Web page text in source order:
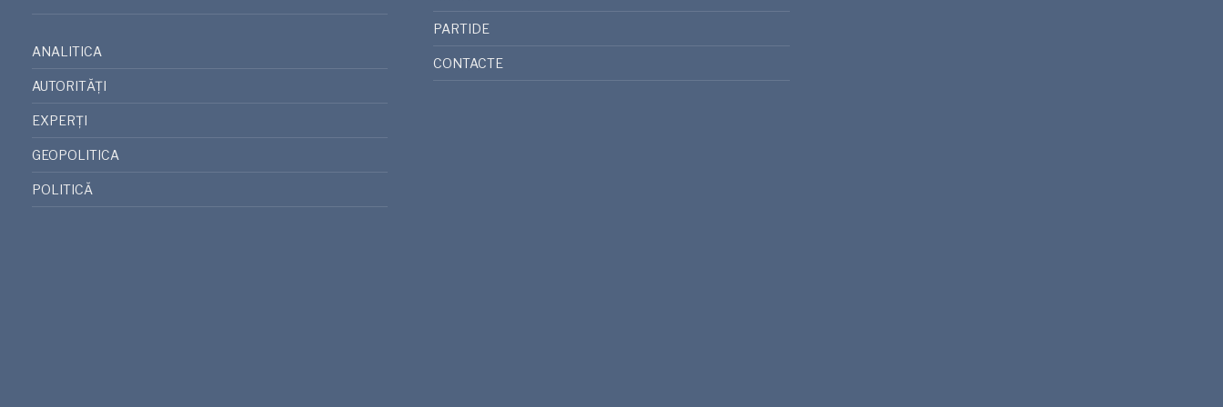
ANALITICA
AUTORITĂȚI
EXPERȚI
GEOPOLITICA
POLITICĂ
PARTIDE
CONTACTE